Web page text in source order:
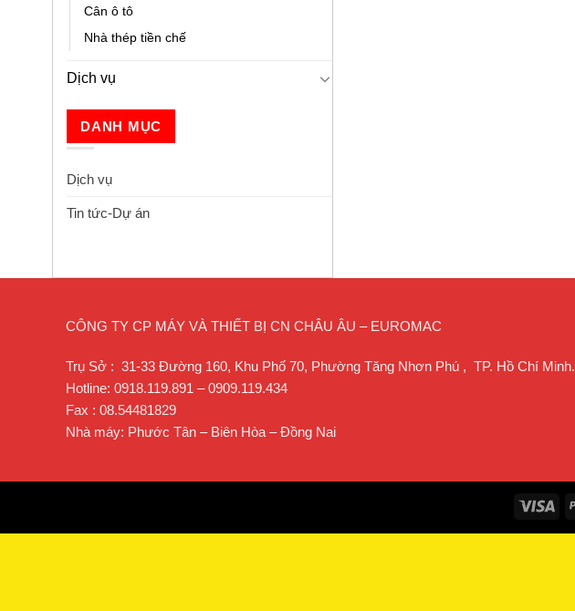
Cân ô tô
Nhà thép tiền chế
Dịch vụ
DANH MỤC
Dịch vụ
Tin tức-Dự án
CÔNG TY CP MÁY VÀ THIẾT BỊ CN CHÂU ÂU – EUROMAC
Trụ Sở : 31-33 Đường 160, Khu Phố 70, Phường Tăng Nhơn Phú , TP. Hồ Chí Minh.
Hotline: 0918.119.891 – 0909.119.434
Fax : 08.54481829
Nhà máy: Phước Tân – Biên Hòa – Đồng Nai